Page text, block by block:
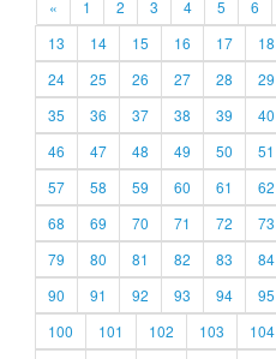
« 1 2 3 4 5 6
13
14 15 16 17 18
24
25 26 27 28 29
35
36 37 38 39 40
46
47 48 49 50 51
57
58 59 60 61 62
68
69 70 71 72 73
79
80 81 82 83 84
90
91 92 93 94 95
100
101 102 103 104